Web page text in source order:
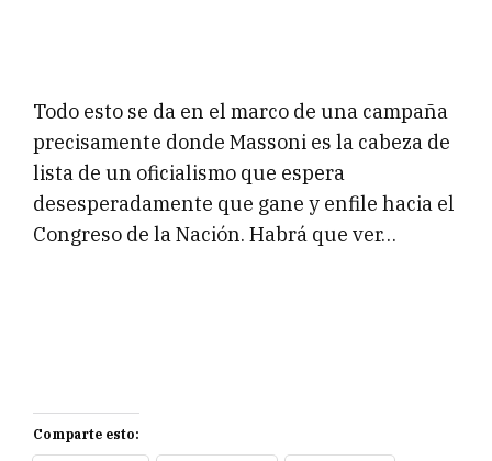
Todo esto se da en el marco de una campaña
precisamente donde Massoni es la cabeza de
lista de un oficialismo que espera
desesperadamente que gane y enfile hacia el
Congreso de la Nación. Habrá que ver…
Comparte esto: